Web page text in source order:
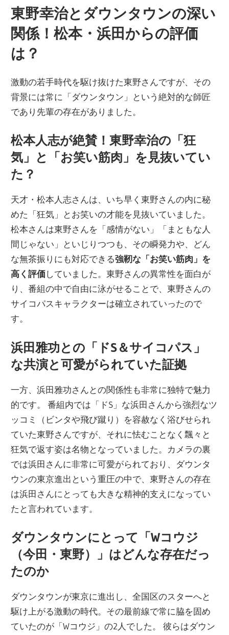
東野幸治とダウンタウンの深い
関係！松本・浜田からの評価
は？
激動の若手時代を駆け抜けた東野さんですが、その
背景には常に「ダウンタウン」という絶対的な師匠
であり先輩の存在がありました。
松本人志が絶賛！東野幸治の「狂
気」と「お笑い筋肉」を見抜いてい
た？
天才・松本人志さんは、いち早く東野さんの内に秘
めた「狂気」とお笑いの才能を見抜いていました。
松本さんは東野さんを「感情がない」「まともな人
間じゃない」といじりつつも、その瞬発力や、どん
な無茶振りにも対応できる強靭な「お笑い筋肉」を
高く評価していました。東野さんの異常性を面白が
り、番組の中で自由に泳がせることで、東野さんの
サイコパスキャラクターは確立されていったので
す。
浜田雅功との「ドS＆サイコパス」
な共演と可愛がられていた証拠
一方、浜田雅功さんとの関係性も非常に独特で魅力
的です。 番組内では「ドS」な浜田さんから強烈なツ
ッコミ（ビンタや飛び蹴り）を容赦なく浴びせられ
ていた東野さんですが、それに怯むことなく飄々と
狂気で返す姿は名物となっていました。カメラの裏
では浜田さんに非常に可愛がられており、ダウンタ
ウンの東京進出という重圧の中で、東野さんの存在
は浜田さんにとっても大きな精神的支えになってい
たと言われています。
ダウンタウンにとって「Wコウジ
（今田・東野）」はどんな存在だっ
たのか
ダウンタウンが東京に進出し、全国区のスターへと
駆け上がる激動の時代。その最前線で常に脇を固め
ていたのが「Wコウジ」の2人でした。 彼らはダウン